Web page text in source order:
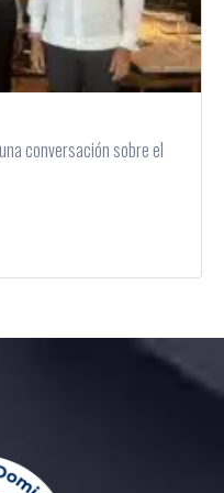
conversación sobre el